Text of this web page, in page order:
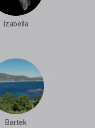
Izabella
Bartek